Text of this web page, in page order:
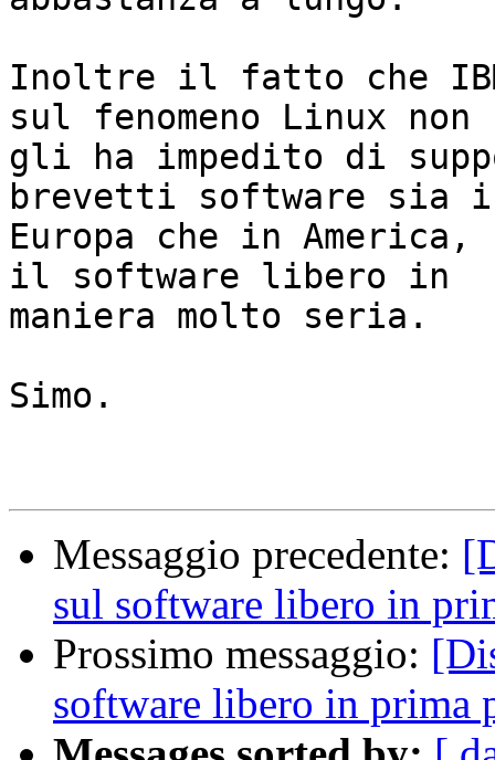
Inoltre il fatto che
sul fenomeno Linux non
gli ha impedito di
brevetti software sia
Europa che in America,
il software libero in
maniera molto seria.
Simo.
Messaggio precedente:
sul software libero in
Prossimo messaggio:
software libero in prima